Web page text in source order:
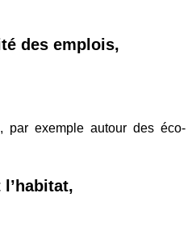
des emplois,
par exemple autour des éco-